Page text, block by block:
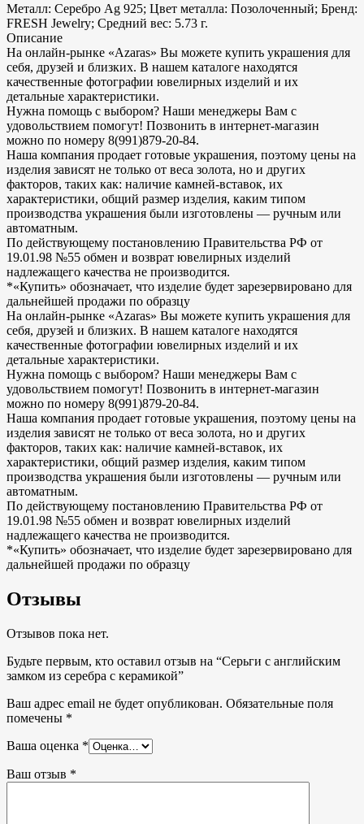
Металл: Серебро Ag 925; Цвет металла: Позолоченный; Бренд:
FRESH Jewelry; Средний вес: 5.73 г.
Описание
На онлайн-рынке «Azaras» Вы можете купить украшения для
себя, друзей и близких. В нашем каталоге находятся
качественные фотографии ювелирных изделий и их
детальные характеристики.
Нужна помощь с выбором? Наши менеджеры Вам с
удовольствием помогут! Позвонить в интернет-магазин
можно по номеру 8(991)879-20-84.
Наша компания продает готовые украшения, поэтому цены на
изделия зависят не только от веса золота, но и других
факторов, таких как: наличие камней-вставок, их
характеристики, общий размер изделия, каким типом
производства украшения были изготовлены — ручным или
автоматным.
По действующему постановлению Правительства РФ от
19.01.98 №55 обмен и возврат ювелирных изделий
надлежащего качества не производится.
*«Купить» обозначает, что изделие будет зарезервировано для
дальнейшей продажи по образцу
На онлайн-рынке «Azaras» Вы можете купить украшения для
себя, друзей и близких. В нашем каталоге находятся
качественные фотографии ювелирных изделий и их
детальные характеристики.
Нужна помощь с выбором? Наши менеджеры Вам с
удовольствием помогут! Позвонить в интернет-магазин
можно по номеру 8(991)879-20-84.
Наша компания продает готовые украшения, поэтому цены на
изделия зависят не только от веса золота, но и других
факторов, таких как: наличие камней-вставок, их
характеристики, общий размер изделия, каким типом
производства украшения были изготовлены — ручным или
автоматным.
По действующему постановлению Правительства РФ от
19.01.98 №55 обмен и возврат ювелирных изделий
надлежащего качества не производится.
*«Купить» обозначает, что изделие будет зарезервировано для
дальнейшей продажи по образцу
Отзывы
Отзывов пока нет.
Будьте первым, кто оставил отзыв на “Серьги с английским
замком из серебра с керамикой”
Ваш адрес email не будет опубликован. Обязательные поля
помечены *
Ваша оценка *
Ваш отзыв *